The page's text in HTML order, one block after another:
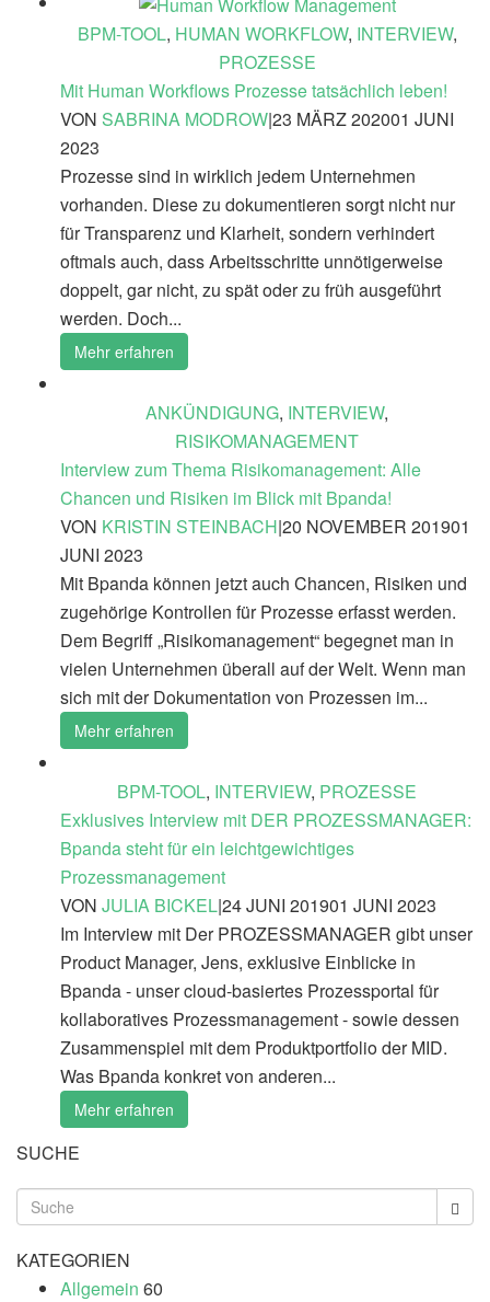
BPM-TOOL, HUMAN WORKFLOW, INTERVIEW,
PROZESSE
Mit Human Workflows Prozesse tatsächlich leben!
VON SABRINA MODROW|23 MÄRZ 202001 JUNI
2023
Prozesse sind in wirklich jedem Unternehmen
vorhanden. Diese zu dokumentieren sorgt nicht nur
für Transparenz und Klarheit, sondern verhindert
oftmals auch, dass Arbeitsschritte unnötigerweise
doppelt, gar nicht, zu spät oder zu früh ausgeführt
werden. Doch...
Mehr erfahren
ANKÜNDIGUNG, INTERVIEW,
RISIKOMANAGEMENT
Interview zum Thema Risikomanagement: Alle
Chancen und Risiken im Blick mit Bpanda!
VON KRISTIN STEINBACH|20 NOVEMBER 201901
JUNI 2023
Mit Bpanda können jetzt auch Chancen, Risiken und
zugehörige Kontrollen für Prozesse erfasst werden.
Dem Begriff „Risikomanagement“ begegnet man in
vielen Unternehmen überall auf der Welt. Wenn man
sich mit der Dokumentation von Prozessen im...
Mehr erfahren
BPM-TOOL, INTERVIEW, PROZESSE
Exklusives Interview mit DER PROZESSMANAGER:
Bpanda steht für ein leichtgewichtiges
Prozessmanagement
VON JULIA BICKEL|24 JUNI 201901 JUNI 2023
Im Interview mit Der PROZESSMANAGER gibt unser
Product Manager, Jens, exklusive Einblicke in
Bpanda - unser cloud-basiertes Prozessportal für
kollaboratives Prozessmanagement - sowie dessen
Zusammenspiel mit dem Produktportfolio der MID.
Was Bpanda konkret von anderen...
Mehr erfahren
SUCHE
KATEGORIEN
Allgemein 60